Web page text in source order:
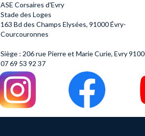
ASE Corsaires d'Evry
Stade des Loges
163 Bd des Champs Elysées, 91000 Évry-
Courcouronnes
Siège : 206 rue Pierre et Marie Curie, Evry
07 69 53 92 37